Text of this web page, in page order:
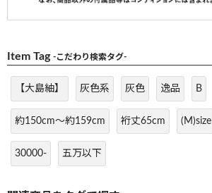
Item Tag -こだわり検索タグ-
【大島紬】 灰色系 灰色 逸品 B
約150cm～約159cm 裄丈65cm (M)size
30000- 五万以下